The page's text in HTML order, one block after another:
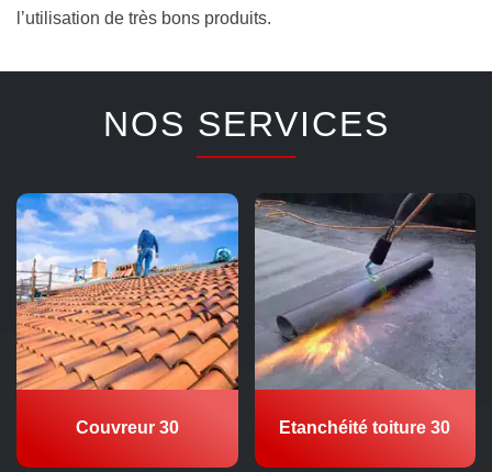
l’utilisation de très bons produits.
NOS SERVICES
Couvreur 30 Etanchéité toiture 30